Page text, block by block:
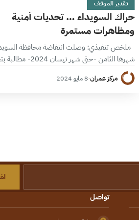
تقدير الموقف
حراك السويداء … تحديات أمنية
ومظاهرات مستمرة
ملخص تنفيذي: وصلت انتفاضة محافظة
شهرها الثامن -حتى شهر نيسان
الوضع الاقتصادي والانتقال السياسي في سورية عبر
القرار 2254، إذ نادت المظاهرات بإسقاط… مركز عمران·8 مايو 2024
تواصل